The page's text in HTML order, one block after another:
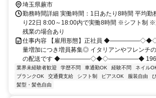
埼玉県蕨市
勤務時間詳細 実働時間：1日あたり8時間 平均勤
り22日 8:00～18:00内で実働8時間 ※シフト制 ※
残業の場合あり
仕事内容 【雇用形態】正社員
量増加につき増員募集◎ イタリアンやフレンチ
の配送です ◆―――――◇◆◇―――――◆ 1961
業界未経験者歓迎 学歴不問 車通勤OK 経験不問 ネイル
ブランクOK
交通費支給 シフト制 ピアスOK 服装自由
髪型・髪色自由